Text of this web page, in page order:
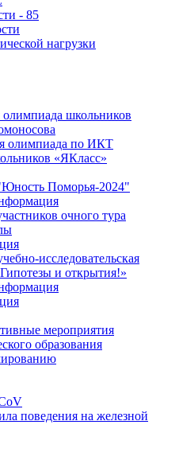
- 85
нагрузки
олимпиада школьников
олимпиада по ИКТ
«ЯКласс»
Поморья-2024"
очного тура
исследовательская
и открытия!»
мероприятия
образования
поведения на железной